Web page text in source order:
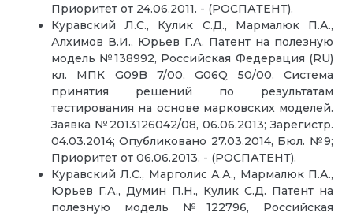
Приоритет от 24.06.2011. - (РОСПАТЕНТ).
Куравский Л.С., Кулик С.Д., Мармалюк П.А.,
Алхимов В.И., Юрьев Г.А. Патент на полезную
модель №138992, Российская Федерация (RU)
кл. МПК G09B 7/00, G06Q 50/00. Система
принятия решений по результатам
тестирования на основе марковских моделей.
Заявка №2013126042/08, 06.06.2013; Зарегистр.
04.03.2014; Опубликовано 27.03.2014, Бюл. №9;
Приоритет от 06.06.2013. - (РОСПАТЕНТ).
Куравский Л.С., Марголис А.А., Мармалюк П.А.,
Юрьев Г.А., Думин П.Н., Кулик С.Д. Патент на
полезную модель №122796, Российская